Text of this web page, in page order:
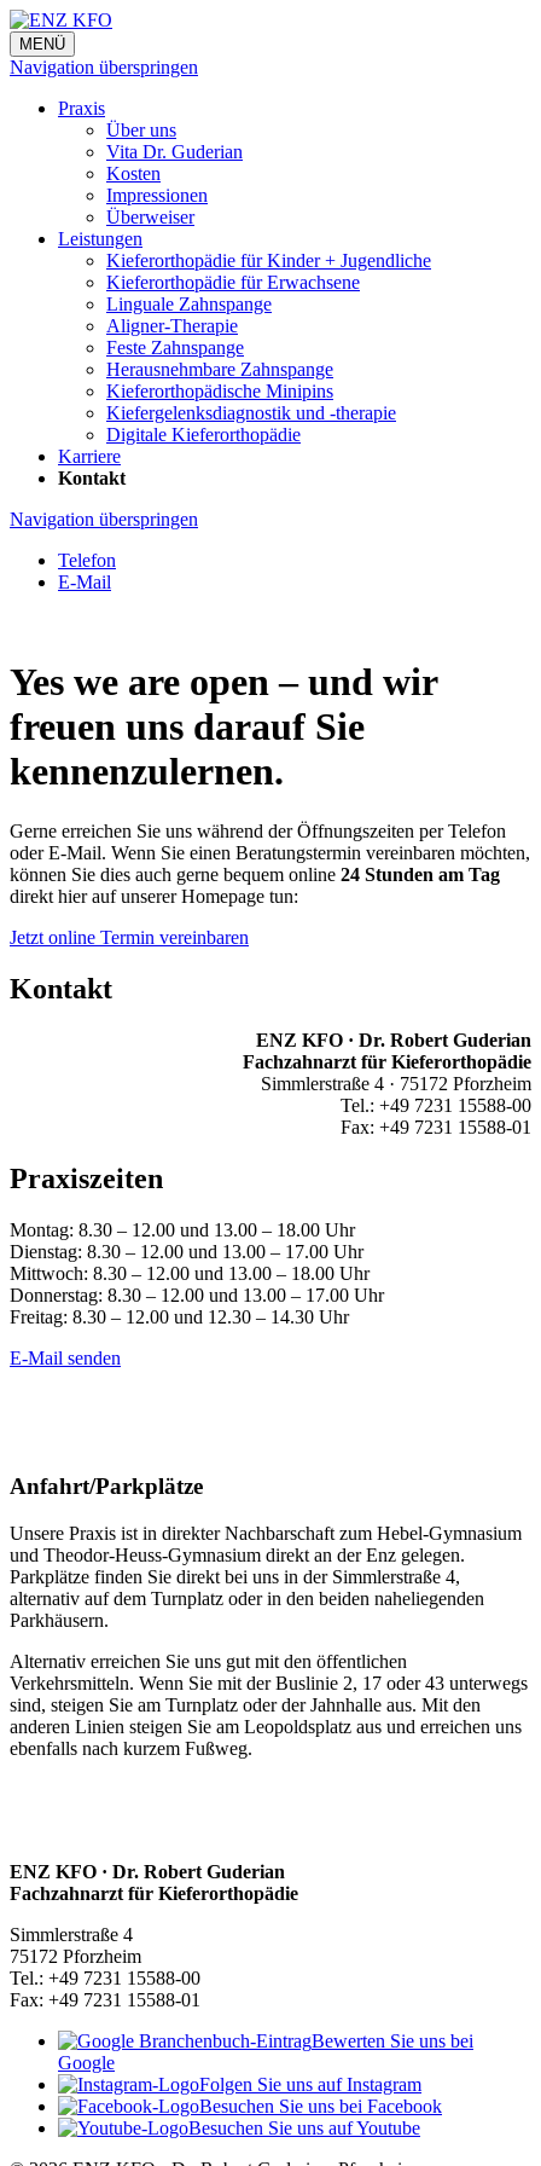
MENÜ
Navigation überspringen
Praxis
Über uns
Vita Dr. Guderian
Kosten
Impressionen
Überweiser
Leistungen
Kieferorthopädie für Kinder + Jugendliche
Kieferorthopädie für Erwachsene
Linguale Zahnspange
Aligner-Therapie
Feste Zahnspange
Herausnehmbare Zahnspange
Kieferorthopädische Minipins
Kiefergelenksdiagnostik und -therapie
Digitale Kieferorthopädie
Karriere
Kontakt
Navigation überspringen
Telefon
E-Mail
Yes we are open – und wir
freuen uns darauf Sie
kennenzulernen.
Gerne erreichen Sie uns während der Öffnungszeiten per Telefon
oder E-Mail. Wenn Sie einen Beratungstermin vereinbaren möchten,
können Sie dies auch gerne bequem online 24 Stunden am Tag
direkt hier auf unserer Homepage tun:
Jetzt online Termin vereinbaren
Kontakt
ENZ KFO · Dr. Robert Guderian
Fachzahnarzt für Kieferorthopädie
Simmlerstraße 4 · 75172 Pforzheim
Tel.: +49 7231 15588-00
Fax: +49 7231 15588-01
Praxiszeiten
Montag: 8.30 – 12.00 und 13.00 – 18.00 Uhr
Dienstag: 8.30 – 12.00 und 13.00 – 17.00 Uhr
Mittwoch: 8.30 – 12.00 und 13.00 – 18.00 Uhr
Donnerstag: 8.30 – 12.00 und 13.00 – 17.00 Uhr
Freitag: 8.30 – 12.00 und 12.30 – 14.30 Uhr
E-Mail senden
Anfahrt/Parkplätze
Unsere Praxis ist in direkter Nachbarschaft zum Hebel-Gymnasium
und Theodor-Heuss-Gymnasium direkt an der Enz gelegen.
Parkplätze finden Sie direkt bei uns in der Simmlerstraße 4,
alternativ auf dem Turnplatz oder in den beiden naheliegenden
Parkhäusern.
Alternativ erreichen Sie uns gut mit den öffentlichen
Verkehrsmitteln. Wenn Sie mit der Buslinie 2, 17 oder 43 unterwegs
sind, steigen Sie am Turnplatz oder der Jahnhalle aus. Mit den
anderen Linien steigen Sie am Leopoldsplatz aus und erreichen uns
ebenfalls nach kurzem Fußweg.
ENZ KFO · Dr. Robert Guderian
Fachzahnarzt für Kieferorthopädie
Simmlerstraße 4
75172 Pforzheim
Tel.: +49 7231 15588-00
Fax: +49 7231 15588-01
Bewerten Sie uns bei
Google
Folgen Sie uns auf Instagram
Besuchen Sie uns bei Facebook
Besuchen Sie uns auf Youtube